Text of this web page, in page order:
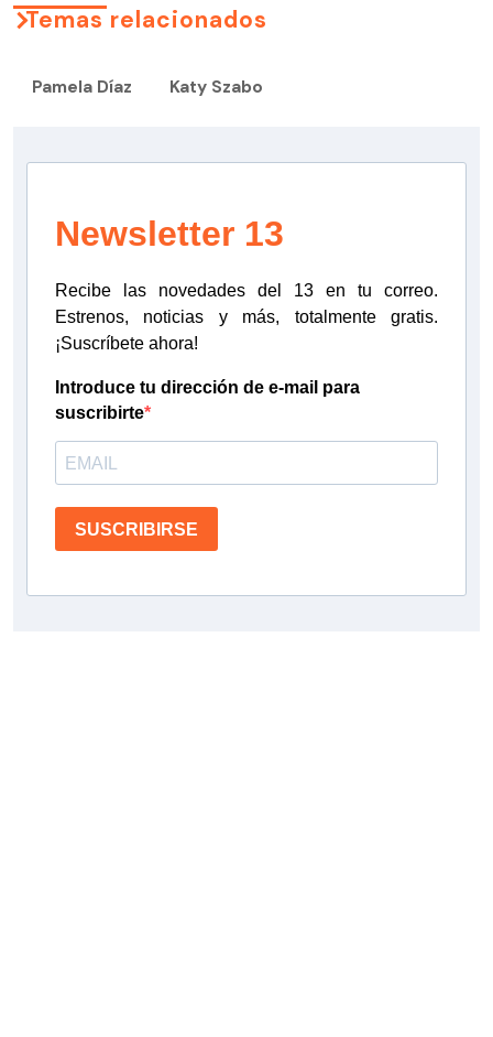
Temas relacionados
Pamela Díaz Katy Szabo
Newsletter 13
Recibe las novedades del 13 en tu correo.
Estrenos, noticias y más, totalmente gratis.
¡Suscríbete ahora!
Introduce tu dirección de e-mail para
suscribirte
SUSCRIBIRSE